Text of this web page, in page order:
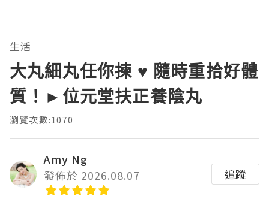
生活
大丸細丸任你揀 ♥ 隨時重拾好體
質！►位元堂扶正養陰丸
瀏覽次數:1070
Amy Ng
發佈於 2026.08.07
追蹤